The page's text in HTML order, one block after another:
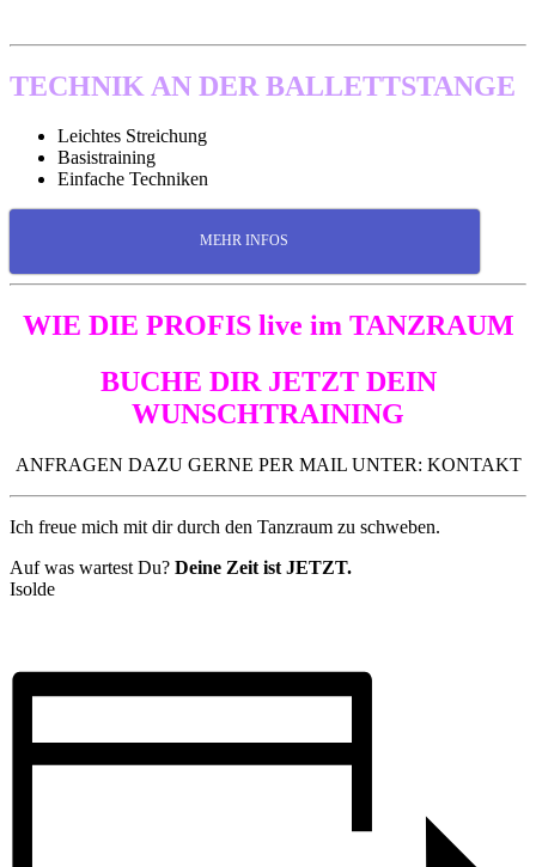
TECHNIK AN DER BALLETTSTANGE
Leichtes Streichung
Basistraining
Einfache Techniken
MEHR INFOS
WIE DIE PROFIS live im TANZRAUM
BUCHE DIR JETZT DEIN
WUNSCHTRAINING
ANFRAGEN DAZU GERNE PER MAIL UNTER: KONTAKT
Ich freue mich mit dir durch den Tanzraum zu schweben.
Auf was wartest Du? Deine Zeit ist JETZT.
Isolde